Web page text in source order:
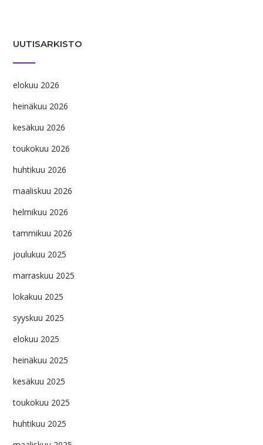
UUTISARKISTO
elokuu 2026
heinäkuu 2026
kesäkuu 2026
toukokuu 2026
huhtikuu 2026
maaliskuu 2026
helmikuu 2026
tammikuu 2026
joulukuu 2025
marraskuu 2025
lokakuu 2025
syyskuu 2025
elokuu 2025
heinäkuu 2025
kesäkuu 2025
toukokuu 2025
huhtikuu 2025